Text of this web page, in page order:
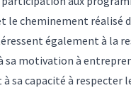
le cheminement réalisé
également à la
sa motivation à
sa capacité à respecter